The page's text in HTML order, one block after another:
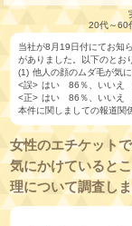
20代～60
当社が8月19日付にてお知
がありました。以下のとお
(1) 他人の顔のムダ毛が気
<誤> はい 86％、いいえ
<正> はい 86％、いいえ
本件に関しましての報道関
女性のエチケット
気にかけていると
理について調査しま